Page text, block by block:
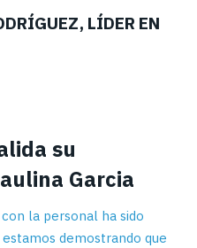
su
Garcia
la personal ha sido
demostrando que
LÍDER EN